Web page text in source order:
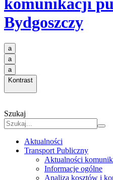
komunikacji
Bydgoszczy
a
a
a
Kontrast
Szukaj
Aktualności
Transport Publiczny
Aktualności
Informacje ogólne
Analiza kosztów i